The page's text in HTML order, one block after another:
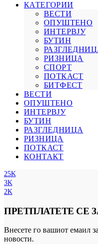
КАТЕГОРИИ
ВЕСТИ
ОПУШТЕНО
ИНТЕРВЈУ
БУТИН
РИЗНИЦА
СПОРТ
ПОТКАСТ
БИТФЕСТ
ВЕСТИ
ОПУШТЕНО
ИНТЕРВЈУ
БУТИН
РАЗГЛЕДНИЦА
РИЗНИЦА
ПОТКАСТ
КОНТАКТ
25K
3K
2K
ПРЕТПЛАТЕТЕ СЕ
Внесете го вашиот емаил
новости.